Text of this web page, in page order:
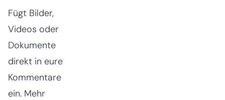
Fügt Bilder,
Videos oder
Dokumente
direkt in eure
Kommentare
ein. Mehr